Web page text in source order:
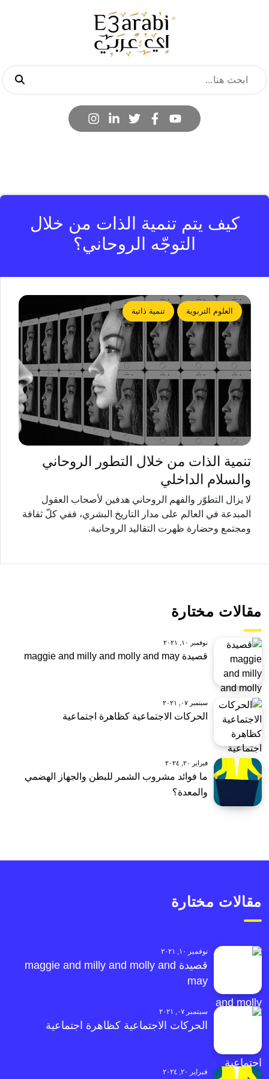
كيف يتم تنمية الذات من خلال
التوجّه الروحاني؟
العلوم التربوية تنمية ذاتية
تنمية الذات من خلال التطور الروحاني
والسلام الداخلي
لا يزال التطوّر والفهم الروحاني هدفين ﻷصحاب العقول
المبدعة في العالم على مدار التاريخ البشري، ففي كلّ ثقافة
ومجتمع وحضارة ظهرت التقاليد الروحانية.
مقالات مختارة
نوفمبر ١٠, ٢٠٢١
قصيدة maggie and milly and molly and may
سبتمبر ٠٧, ٢٠٢١
الحركات الاجتماعية كظاهرة اجتماعية
فبراير ٢٠, ٢٠٢٤
ما فوائد مشروب الشمر للبطن والجهاز الهضمي
والمعدة؟
مقالات مختارة
نوفمبر ١٠, ٢٠٢١
قصيدة maggie and milly and molly and
may
سبتمبر ٠٧, ٢٠٢١
الحركات الاجتماعية كظاهرة اجتماعية
فبراير ٢٠, ٢٠٢٤